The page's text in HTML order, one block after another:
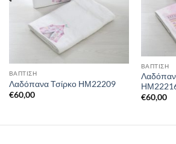
ΒΑΠΤΙΣΗ
Λαδόπανα Τσίρκο ΗΜ22209
€60,00
ΒΑΠΤΙΣΗ
€60,00